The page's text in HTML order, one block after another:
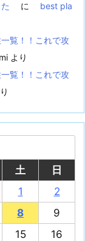
に
best pla
覧！！これで攻
より
覧！！これで攻
土 日
1
2
8
9
15
16